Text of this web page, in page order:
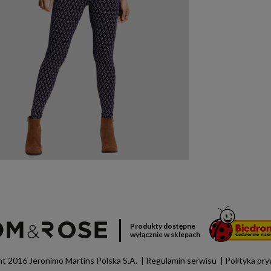
Produkty dostępne
wyłącznie w sklepach
2016 Jeronimo Martins Polska S.A. Regulamin serwisu Polityka